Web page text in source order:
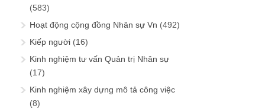
(583)
Hoạt động cộng đồng Nhân sự Vn (492)
Kiếp người (16)
Kinh nghiệm tư vấn Quản trị Nhân sự
(17)
Kinh nghiệm xây dựng mô tả công việc
(8)